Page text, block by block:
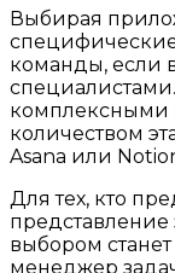
Выбирая
команды, если
комплексными
количеством
Asana или
Для тех, кто
представление
выбором
менеджер